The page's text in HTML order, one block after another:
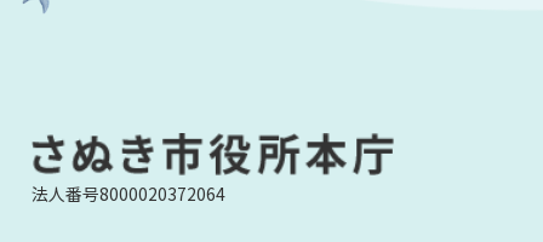
法人番号8000020372064